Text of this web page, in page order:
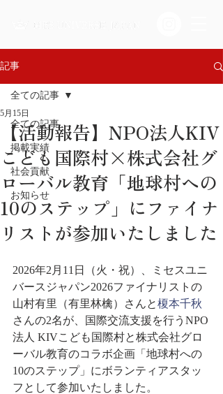
記事
全ての記事
掲載実績
社会貢献
お知らせ
全ての記事
【活動報告】NPO法人KIV
こども国際村×株式会社グ
ローバル教育「地球村への
10のステップ」にファイナ
リストが参加いたしました
5月15日
2026年2月11日（火・祝）、ミセスユニ
バースジャパン2026ファイナリストの
山村有里（有里林檎）さんと榎本千秋
さんの2名が、国際交流支援を行うNPO
法人 KIVこども国際村と株式会社グロ
ーバル教育のコラボ企画「地球村への
10のステップ」にボランティアスタッ
フとして参加いたしました。